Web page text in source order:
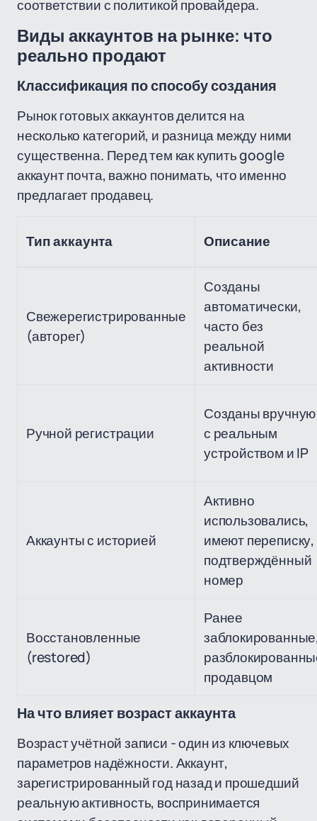
соответствии с политикой провайдера.
Виды аккаунтов на рынке: что
реально продают
Классификация по способу создания
Рынок готовых аккаунтов делится на
несколько категорий, и разница между ними
существенна. Перед тем как купить google
аккаунт почта, важно понимать, что именно
предлагает продавец.
Тип аккаунта Описание
Свежерегистрированные
(авторег)
Созданы
автоматически,
часто без
реальной
активности
Ручной регистрации
Созданы вручную
с реальным
устройством и IP
Аккаунты с историей
Активно
использовались,
имеют переписку,
подтверждённый
номер
Восстановленные
(restored)
Ранее
продавцом
На что влияет возраст аккаунта
Возраст учётной записи - один из ключевых
параметров надёжности. Аккаунт,
зарегистрированный год назад и прошедший
реальную активность, воспринимается